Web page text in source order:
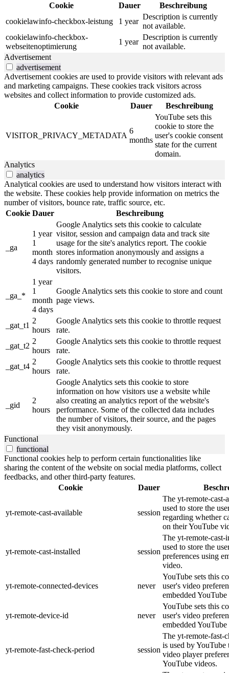
Cookie
Dauer
Beschreibung
cookielawinfo-checkbox-leistung
1 year
Description is currently
not available.
cookielawinfo-checkbox-
webseitenoptimierung
1 year
Description is currently
not available.
Advertisement
advertisement
Advertisement cookies are used to provide visitors with relevant ads
and marketing campaigns. These cookies track visitors across
websites and collect information to provide customized ads.
Cookie
Dauer Beschreibung
VISITOR_PRIVACY_METADATA
6
months
YouTube sets this
cookie to store the
user's cookie consent
state for the current
domain.
Analytics
analytics
Analytical cookies are used to understand how visitors interact with
the website. These cookies help provide information on metrics the
number of visitors, bounce rate, traffic source, etc.
Cookie Dauer Beschreibung
_ga
1 year
1
month
4 days
Google Analytics sets this cookie to calculate
visitor, session and campaign data and track site
usage for the site's analytics report. The cookie
stores information anonymously and assigns a
randomly generated number to recognise unique
visitors.
_ga_*
1 year
1
month
4 days
Google Analytics sets this cookie to store and count
page views.
_gat_t1
2
hours
Google Analytics sets this cookie to throttle request
rate.
_gat_t2
2
hours
Google Analytics sets this cookie to throttle request
rate.
_gat_t4
2
hours
Google Analytics sets this cookie to throttle request
rate.
_gid
2
hours
Google Analytics sets this cookie to store
information on how visitors use a website while
also creating an analytics report of the website's
performance. Some of the collected data includes
the number of visitors, their source, and the pages
they visit anonymously.
Functional
functional
Functional cookies help to perform certain functionalities like
sharing the content of the website on social media platforms, collect
feedbacks, and other third-party features.
Cookie
Dauer
yt-remote-cast-available session
The yt-remote-cast-
used to store the
regarding whether
on their YouTube
yt-remote-cast-installed session
The yt-remote-cast-
used to store the
preferences using
video.
yt-remote-connected-devices never
YouTube sets this
user's video
embedded
yt-remote-device-id never
YouTube sets this
user's video
embedded
yt-remote-fast-check-period session
The yt-remote-fast-
is used by YouTube
video player
YouTube videos.